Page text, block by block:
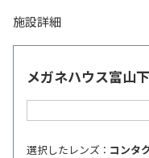
施設詳細
メガネハウス富山
選択したレンズ ： コンタ